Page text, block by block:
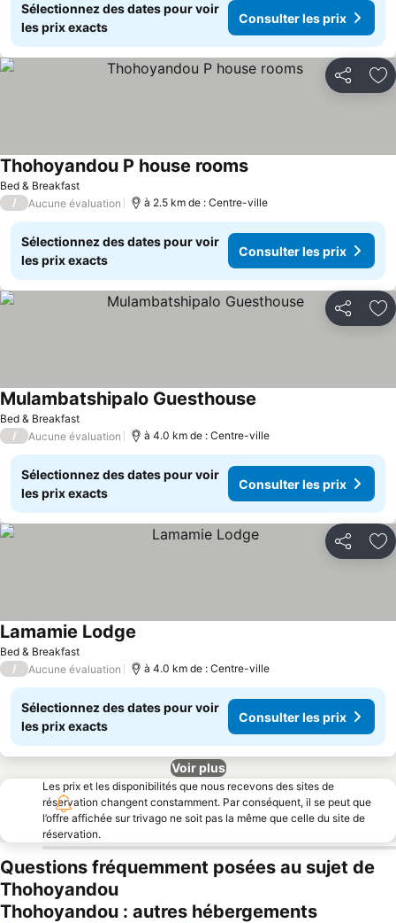
Sélectionnez des dates pour voir
les prix exacts
Consulter les prix
Partager
Bed & Breakfast
Thohoyandou P house roomsConsulter les prix
/ Aucune évaluation à 2.5 km de : Centre-ville
Sélectionnez des dates pour voir
les prix exacts
Consulter les prix
Partager
Bed & Breakfast
Mulambatshipalo Guesthouse
/ Aucune évaluation à 4.0 km de : Centre-ville
Sélectionnez des dates pour voir
les prix exacts
Consulter les prix
Partager
Bed & Breakfast
Lamamie Lodge
/ Aucune évaluation à 4.0 km de : Centre-ville
Sélectionnez des dates pour voir
les prix exacts
Consulter les prix
Voir plus
Les prix et les disponibilités que nous recevons des sites de
réservation changent constamment. Par conséquent, il se peut que
l’offre affichée sur trivago ne soit pas la même que celle du site de
réservation.
Questions fréquemment posées au sujet de
Thohoyandou
Thohoyandou : autres hébergements